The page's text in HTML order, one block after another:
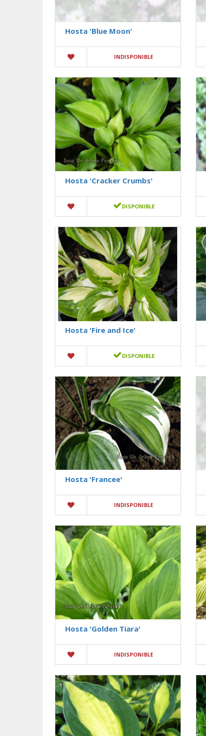
Hosta 'Blue Moon'
INDISPONIBLE
Hosta 'Cracker Crumbs'
DISPONIBLE
Hosta 'Fire and Ice'
DISPONIBLE
Hosta 'Francee'
INDISPONIBLE
Hosta 'Golden Tiara'
INDISPONIBLE